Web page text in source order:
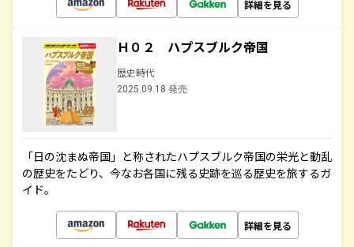
詳細を見る
Ｈ０２ ハプスブルク帝国
歴史時代
2025.09.18 発売
「日の沈まぬ帝国」と称されたハプスブルク帝国の栄光と動乱
の歴史をたどり、今なお各国に残る史跡を巡る歴史を旅するガ
イド。
詳細を見る